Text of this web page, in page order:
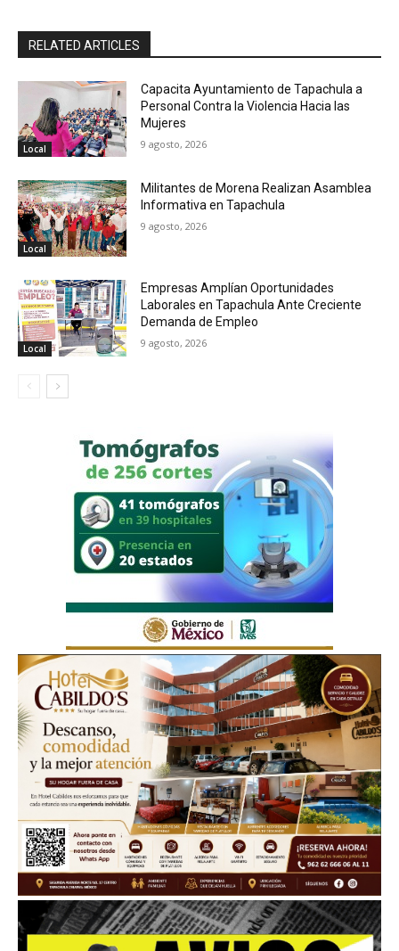
RELATED ARTICLES
Local
Capacita Ayuntamiento de Tapachula a
Personal Contra la Violencia Hacia las
Mujeres
9 agosto, 2026
Local
Militantes de Morena Realizan Asamblea
Informativa en Tapachula
9 agosto, 2026
Local
Empresas Amplían Oportunidades
Laborales en Tapachula Ante Creciente
Demanda de Empleo
9 agosto, 2026